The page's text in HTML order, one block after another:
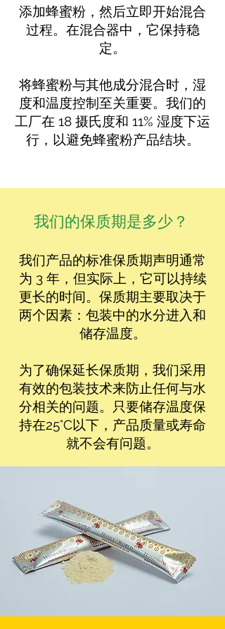
添加蜂蜜粉，然后立即开始混合
过程。在混合器中，它保持稳
定。
将蜂蜜粉与其他成分混合时，湿
度和温度控制至关重要。我们的
工厂在 18 摄氏度和 11% 湿度下运
行，以避免蜂蜜粉产品结块。
我们的保质期是多少？
我们产品的标准保质期声明通常
为 3 年，但实际上，它可以持续
更长的时间。保质期主要取决于
两个因素：包装中的水分进入和
储存温度。
为了确保延长保质期，我们采用
有效的包装技术来防止任何与水
分相关的问题。只要储存温度保
持在25°C以下，产品质量或寿命
就不会有问题。